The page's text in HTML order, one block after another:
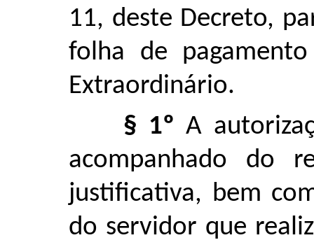
11, deste Decreto,
folha de
Extraordinário.
§ 1º A
acompanhado do
justificativa, bem
do servidor que